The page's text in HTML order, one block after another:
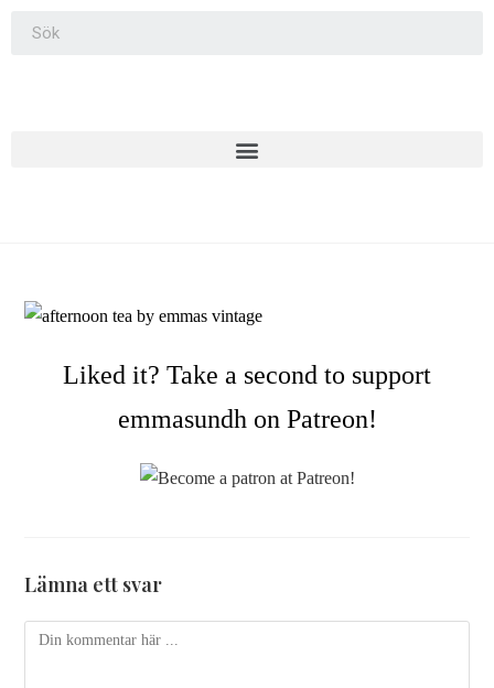
Liked it? Take a second to support
emmasundh on Patreon!
Lämna ett svar